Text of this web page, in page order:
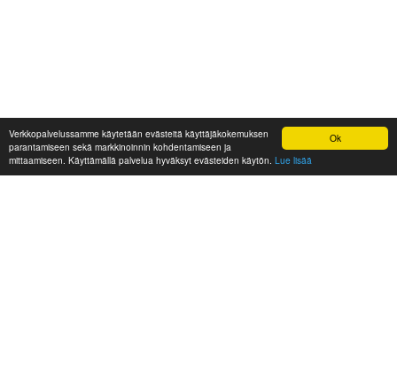
Ok
Verkkopalvelussamme käytetään evästeitä käyttäjäkokemuksen
parantamiseen sekä markkinoinnin kohdentamiseen ja
mittaamiseen. Käyttämällä palvelua hyväksyt evästeiden käytön. Lue lisää